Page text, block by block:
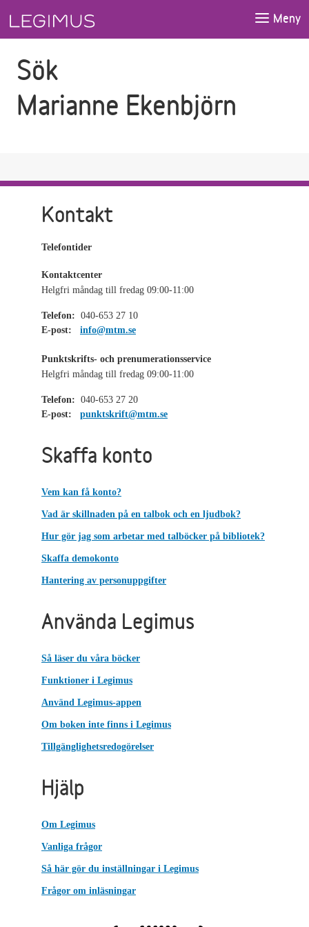
Meny
Sök
Marianne Ekenbjörn
Kontakt
Telefontider
Kontaktcenter
Helgfri måndag till fredag 09:00-11:00
Telefon: 040-653 27 10
E-post:
info@mtm.se
Punktskrifts- och prenumerationsservice
Helgfri måndag till fredag 09:00-11:00
Telefon: 040-653 27 20
E-post:
punktskrift@mtm.se
Skaffa konto
Vem kan få konto?
Vad är skillnaden på en talbok och en ljudbok?
Hur gör jag som arbetar med talböcker på bibliotek?
Skaffa demokonto
Hantering av personuppgifter
Använda Legimus
Så läser du våra böcker
Funktioner i Legimus
Använd Legimus-appen
Om boken inte finns i Legimus
Tillgänglighetsredogörelser
Hjälp
Om Legimus
Vanliga frågor
Så här gör du inställningar i Legimus
Frågor om inläsningar